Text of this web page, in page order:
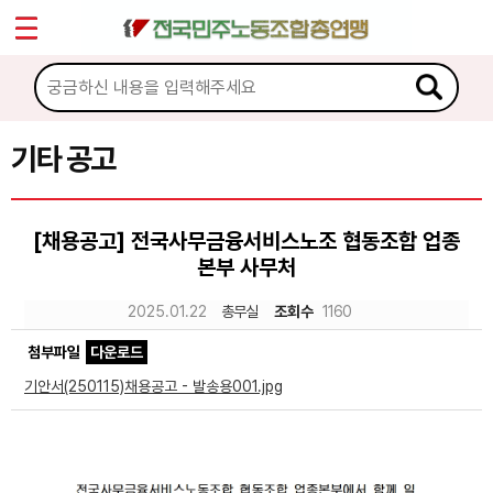
기타 공고
[채용공고] 전국사무금융서비스노조 협동조합 업종
본부 사무처
2025.01.22 총무실 조회수 1160
첨부파일
다운로드
기안서(250115)채용공고 - 발송용001.jpg
마이페이지
소개
소식
공지사항
성명·보도
노동상담
자료
부설기관
Sketchbook5, 스케치북5
Sketchbook5, 스케치북5